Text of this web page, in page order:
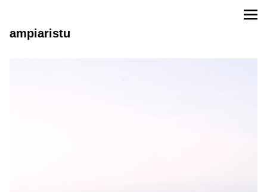
ampiaristu